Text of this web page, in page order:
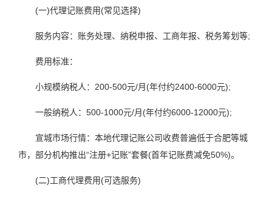
(一)代理记账费用(常见选择)
服务内容：账务处理、纳税申报、工商年报、税务筹划等;
费用标准：
小规模纳税人：200-500元/月(年付约2400-6000元);
一般纳税人：500-1000元/月(年付约6000-12000元);
宣城市场行情：本地代理记账公司收费普遍低于合肥等城
市，部分机构推出“注册+记账”套餐(首年记账费减免50%)。
(二)工商代理费用(可选服务)